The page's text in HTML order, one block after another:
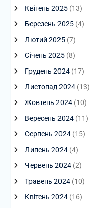
Квітень 2025(13)
Березень 2025(4)
Лютий 2025(7)
Січень 2025(8)
Грудень 2024(17)
Листопад 2024(13)
Жовтень 2024(10)
Вересень 2024(11)
Серпень 2024(15)
Липень 2024(4)
Червень 2024(2)
Травень 2024(10)
Квітень 2024(16)